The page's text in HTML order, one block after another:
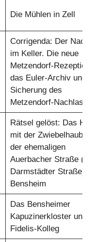
Die Mühlen in Zell
Corrigenda: Der
im Keller. Die neue
Metzendorf-Rezeption,
das Euler-Archiv und
Sicherung des
Metzendorf-Nachlasses
Rätsel gelöst: Das
mit der Zwiebelhaube in
der ehemaligen
Auerbacher Straße
Darmstädter Straße) in
Bensheim
Das Bensheimer
Kapuzinerkloster und
Fidelis-Kolleg